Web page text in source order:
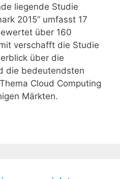
liegende Studie
2015“ umfasst 17
über 160
verschafft die Studie
über die
die bedeutendsten
Cloud Computing
Märkten.